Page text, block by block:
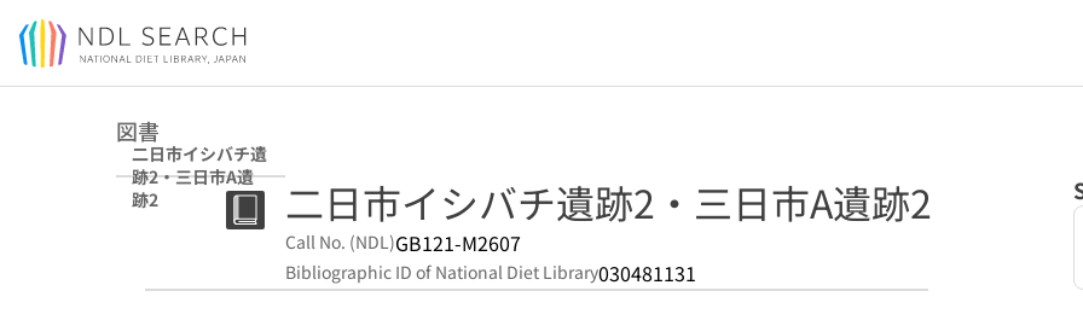
Jump to main content
図書
二日市イシバチ遺
跡2・三日市A遺
跡2
二日市イシバチ遺跡2・三日市A遺跡2
Call No. (NDL)GB121-M2607
Bibliographic ID of National Diet Library030481131